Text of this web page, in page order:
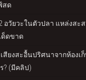
สด
อวัยวะในตัวปลา แหล่งสะ
ด็ดขาด
สียงสะอื้นปริศนาจากห้องเ
? (มีคลิป)